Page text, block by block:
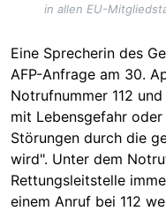
in allen EU-
Eine Sprecherin des
AFP-Anfrage am 30.
Notrufnummer 112
mit Lebensgefahr
Störungen durch die
wird". Unter dem
Rettungsleitstelle
einem Anruf bei 112